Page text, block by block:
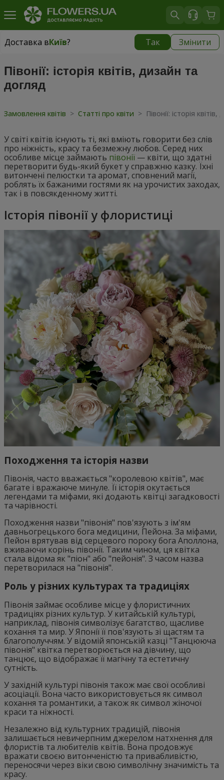
Доставка вКиїв? Так Змінити
Доставка вКиїв
Півонії: історія квітів, дизайн та
догляд
Замовлення квітів > Статті про квіти > Півонії: історія
У світі квітів існують ті, які вміють говорити без слів
про ніжність, красу та безмежну любов. Серед них
особливе місце займають півонії — квіти, що здатні
перетворити будь-який букет у справжню казку. Їхні
витончені пелюстки та аромат, сповнений магії,
роблять їх бажаними гостями як на урочистих заходах,
так і в повсякденному житті.
Історія півонії у флористиці
Походження та історія назви
Півонія, часто вважається "королевою квітів", має
багате і вражаюче минуле. Її історія окутається
легендами та міфами, які додають квітці загадковості
та чарівності.
Походження назви "півонія" пов'язують з ім'ям
давньогрецького бога медицини, Пейона. За міфами,
Пейон врятував від серцевого пороку бога Аполлона,
вживаючи корінь півонії. Таким чином, ця квітка
стала відома як "піон" або "пейонія". З часом назва
перетворилася на "півонія".
Роль у різних культурах та традиціях
Півонія займає особливе місце у флористичних
традиціях різних культур. У китайській культурі,
наприклад, півонія символізує багатство, щасливе
кохання та мир. У Японії її пов'язують зі щастям та
благополуччям. У відомій японській казці "Танцююча
півонія" квітка перетворюється на дівчину, що
танцює, що відображає її магічну та естетичну
сутність.
У західній культурі півонія також має свої особливі
асоціації. Вона часто використовується як символ
кохання та романтики, а також як символ жіночої
краси та ніжності.
Незалежно від культурних традицій, півонія
залишається невичерпним джерелом натхнення для
флористів та любителів квітів. Вона продовжує
вражати своєю витонченістю та привабливістю,
переносячи через віки свою символічну значимість та
красу.